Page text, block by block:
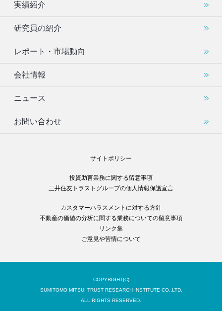
実績紹介
研究員の紹介
レポート・市場動向
会社情報
ニュース
お問い合わせ
サイトポリシー
投資助言業務に関する留意事項
三井住友トラストグループの個人情報保護宣言
カスタマーハラスメントに対する方針
不動産の価値の分析に関する業務についての留意事項
リンク集
ご意見や苦情について
COPYRIGHT(C)
SUMITOMO MITSUI TRUST RESEARCH INSTITUTE CO.,LTD.
ALL RIGHTS RESERVED.